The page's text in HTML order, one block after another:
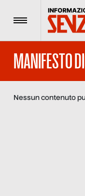
Menu
MANIFESTO
Nessun contenuto